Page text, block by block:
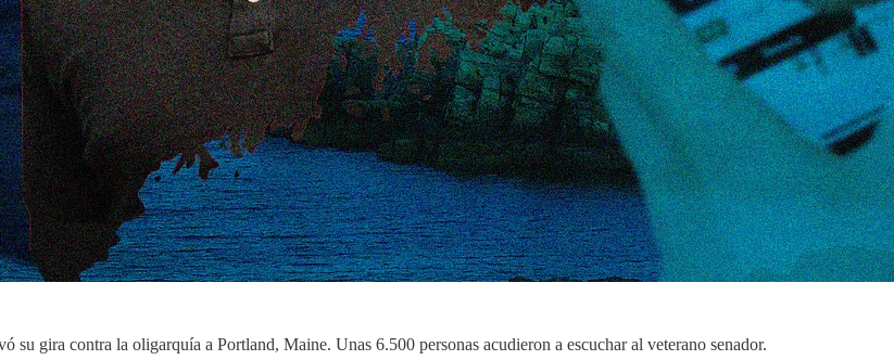
su gira contra la oligarquía a Portland, Maine. Unas 6.500 personas acudieron a escuchar al veterano senador.